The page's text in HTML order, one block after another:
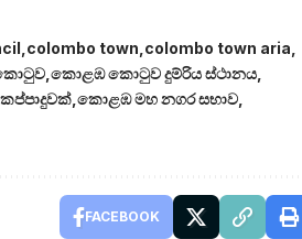
colombo town colombo town aria
කොළඹ කොටුව දුම්රිය ස්ථානය
කොළඹ මහ නගර සභාව
FACEBOOK